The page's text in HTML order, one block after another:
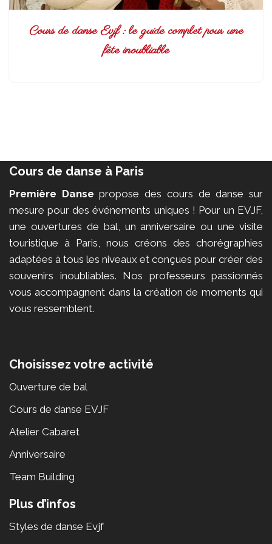
Cours de danse Evjf : le guide complet pour une
fête inoubliable
Cours de danse à Paris
Première Danse propose des cours de danse sur
mesure pour des événements uniques ! Pour un EVJF,
une ouvertures de bal, un anniversaire ou une visite
touristique à Paris, nous créons des chorégraphies
adaptées à tous les niveaux et conçues pour créer des
souvenirs inoubliables. Nos professeurs passionnés
vous accompagnent dans la création de moments qui
vous ressemblent.
Choisissez votre activité
Ouverture de bal
Cours de danse EVJF
Atelier Cabaret
Anniversaire
Team Building
Plus d’infos
Styles de danse Evjf